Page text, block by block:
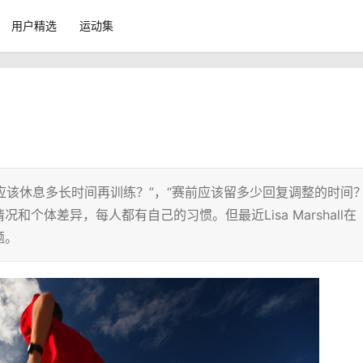
用户精选 运动集
休息多长时间再训练？”，“赛前应该留多少回复调整的时间
和个体差异，每人都有自己的习惯。但最近Lisa Marshall在